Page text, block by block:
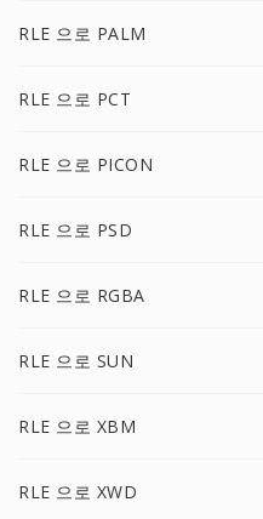
RLE 으로 PALM
RLE 으로 PCT
RLE 으로 PICON
RLE 으로 PSD
RLE 으로 RGBA
RLE 으로 SUN
RLE 으로 XBM
RLE 으로 XWD